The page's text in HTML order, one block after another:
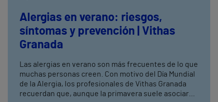
Alergias en verano: riesgos,
síntomas y prevención | Vithas
Granada
Las alergias en verano son más frecuentes de lo que
muchas personas creen. Con motivo del Día Mundial
de la Alergia, los profesionales de Vithas Granada
recuerdan que, aunque la primavera suele asociarse